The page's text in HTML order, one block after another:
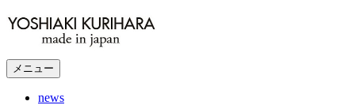
ン
ン
ツ
メニュー
news